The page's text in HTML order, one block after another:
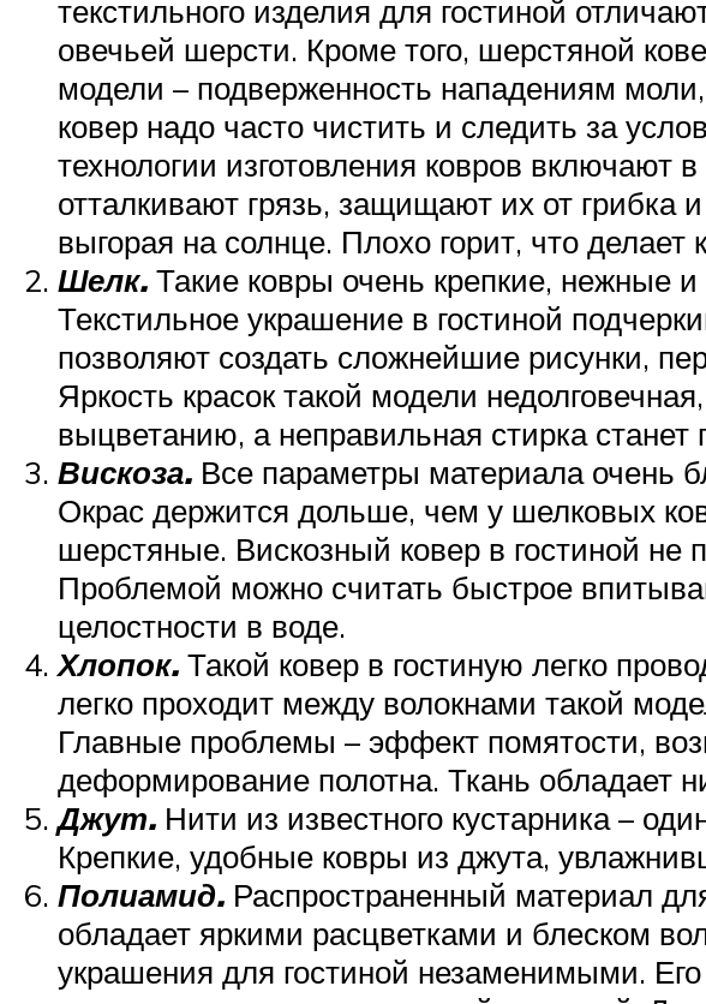
текстильного изделия для гостиной
овечьей шерсти. Кроме того, шерстяной
модели – подверженность нападениям
ковер надо часто чистить и следить за
технологии изготовления ковров
отталкивают грязь, защищают их от грибка
выгорая на солнце. Плохо горит, что
Шелк. Такие ковры очень крепкие, нежные
Текстильное украшение в гостиной
позволяют создать сложнейшие рисунки,
Яркость красок такой модели
выцветанию, а неправильная стирка станет
Вискоза. Все параметры материала очень
Окрас держится дольше, чем у шелковых
шерстяные. Вискозный ковер в гостиной не
Проблемой можно считать быстрое
целостности в воде.
Хлопок. Такой ковер в гостиную легко
легко проходит между волокнами такой
Главные проблемы – эффект помятости,
деформирование полотна. Ткань обладает
Джут. Нити из известного кустарника –
Крепкие, удобные ковры из джута,
Полиамид. Распространенный материал
обладает яркими расцветками и блеском
украшения для гостиной незаменимыми.